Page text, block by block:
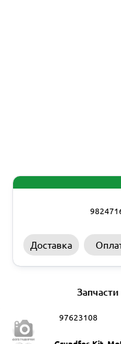
Доставка
Запчасти
97623108